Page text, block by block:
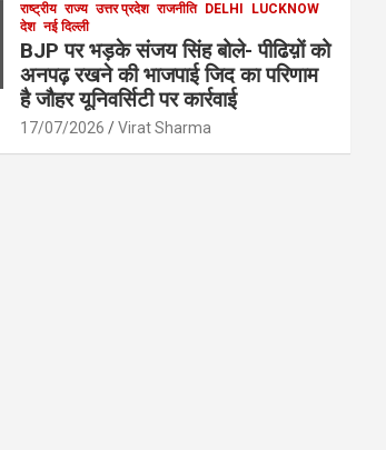
राष्ट्रीय राज्य उत्तर प्रदेश राजनीति DELHI
LUCKNOW
देश नई दिल्ली
BJP पर भड़के संजय सिंह बोले- पीढिय़ों को
अनपढ़ रखने की भाजपाई जिद का परिणाम
है जौहर यूनिवर्सिटी पर कार्रवाई
17/07/2026 Virat Sharma